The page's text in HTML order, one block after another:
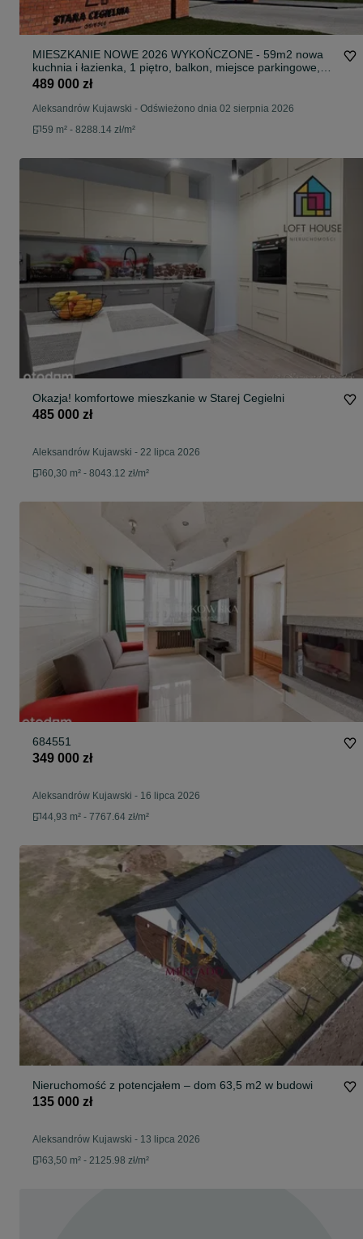
MIESZKANIE NOWE 2026 WYKOŃCZONE - 59m2 nowa
kuchnia i łazienka, 1 piętro, balkon, miejsce parkingowe,
osiedle zamknięte
489 000 zł
Aleksandrów Kujawski - Odświeżono dnia 02 sierpnia 2026
59 m² - 8288.14 zł/m²
Okazja! komfortowe mieszkanie w Starej Cegielni
485 000 zł
Aleksandrów Kujawski - 22 lipca 2026
60,30 m² - 8043.12 zł/m²
684551
349 000 zł
Aleksandrów Kujawski - 16 lipca 2026
44,93 m² - 7767.64 zł/m²
Nieruchomość z potencjałem – dom 63,5 m2 w budowi
135 000 zł
Aleksandrów Kujawski - 13 lipca 2026
63,50 m² - 2125.98 zł/m²